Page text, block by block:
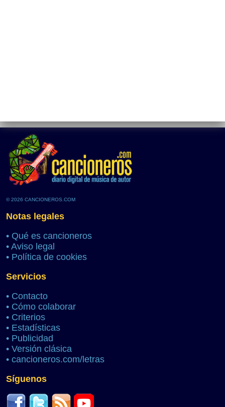
© 2026 CANCIONEROS.COM
Notas legales
• Qué es cancioneros
• Aviso legal
• Política de cookies
Servicios
• Contacto
• Cómo colaborar
• Criterios
• Estadísticas
• Publicidad
• Versión clásica
• cancioneros.com/letras
Síguenos